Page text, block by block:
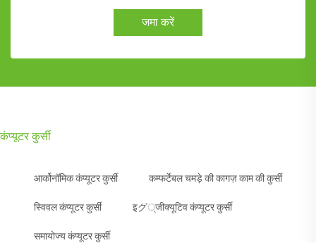
जमा करें
कंप्यूटर कुर्सी
आर्कोनॉमिक कंप्यूटर कुर्सी कम्फर्टेबल चमड़े की कागज़ काम की कुर्सी
स्विवल कंप्यूटर कुर्सी इグ्जीक्यूटिव कंप्यूटर कुर्सी
समायोज्य कंप्यूटर कुर्सी